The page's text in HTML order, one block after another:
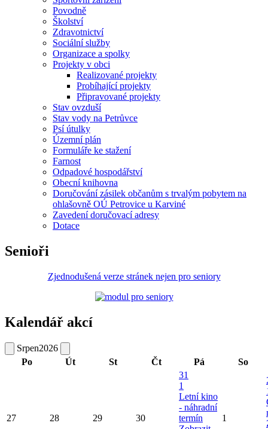
Povodně
Školství
Zdravotnictví
Sociální služby
Organizace a spolky
Projekty v obci
Realizované projekty
Probíhající projekty
Připravované projekty
Stav ovzduší
Stav vody na Petrůvce
Psí útulky
Územní plán
Formuláře ke stažení
Farnost
Odpadové hospodářství
Obecní knihovna
Doručování zásilek občanům s trvalým pobytem na
ohlašovně OÚ Petrovice u Karviné
Zavedení doručovací adresy
Dotace
Senioři
Zjednodušená verze stránek nejen pro seniory
Kalendář akcí
Srpen2026
Po
Út St Čt Pá So
27 28 29 30
31
1
Letní kino
- náhradní
termín
1